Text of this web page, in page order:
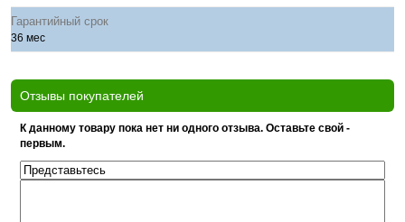
Гарантийный срок
36 мес
Отзывы покупателей
К данному товару пока нет ни одного отзыва. Оставьте свой -
первым.